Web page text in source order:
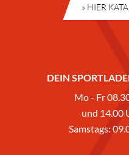
» HIER
DEIN
Mo - Fr
und 14.00
Samstags: